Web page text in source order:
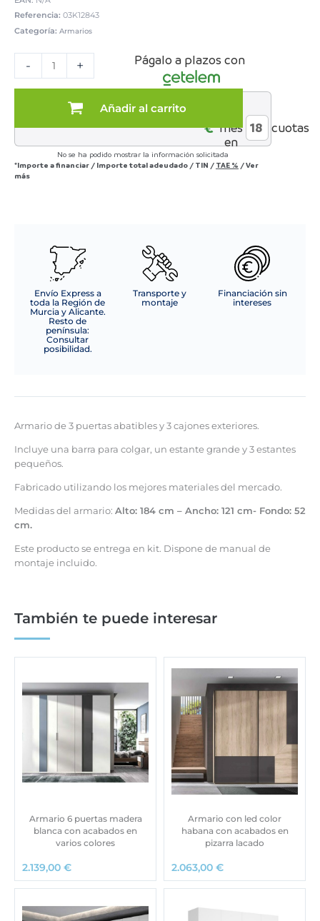
Referencia: 03K12843
Categoría: Armarios
-
3
184x121
cm
+
Añadir al carrito
Págalo a plazos con
€*mes
en
cuotas
No se ha podido mostrar la información solicitada
*Importe a financiar / Importe total adeudado / TIN / TAE % /Ver
más
Envío Express a
toda la Región de
Murcia y Alicante.
Resto de
península:
Consultar
posibilidad.
Transporte y
montaje
Financiación sin
intereses
Armario de 3 puertas abatibles y 3 cajones exteriores.
Incluye una barra para colgar, un estante grande y 3 estantes
pequeños.
Fabricado utilizando los mejores materiales del mercado.
Medidas del armario: Alto: 184 cm – Ancho: 121 cm- Fondo: 52
cm.
Este producto se entrega en kit. Dispone de manual de
montaje incluido.
También te puede interesar
Armario 6 puertas madera
blanca con acabados en
varios colores
2.139,00 €
Armario con led color
habana con acabados en
pizarra lacado
2.063,00 €